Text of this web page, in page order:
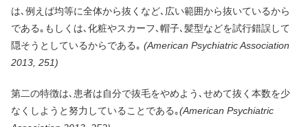
は､例えば均等に全体から抜くなど､広い範囲から抜いているから
である｡もしくは､化粧やスカーフ､帽子､髪型などを試行錯誤して
隠そうとしているからである｡ (American Psychiatric Association
2013, 251)
第二の特徴は､患者は自分で抜毛をやめよう､せめて抜く本数を少
なくしようと努力していることである｡(American Psychiatric